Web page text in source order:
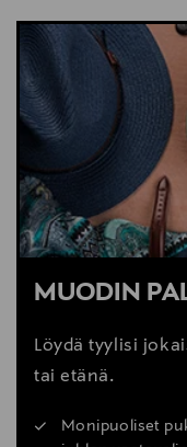
MUODIN
Löydä tyylisi
tai etänä.
Monipuoliset